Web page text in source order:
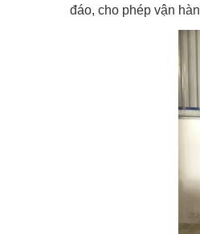
đáo, cho phép vận